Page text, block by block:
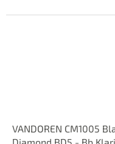
VANDOREN CM1005